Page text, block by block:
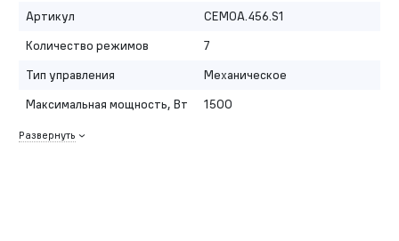
Артикул
CEMOA.456.S1
Количество режимов
7
Тип управления
Механическое
Максимальная мощность, Вт
1500
Развернуть